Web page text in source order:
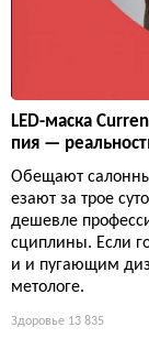
LED-маска
пия —
Обещают
езают за трое
дешевле
сциплины. Если
и и пугающим
метологе.
Здоровье 13 835